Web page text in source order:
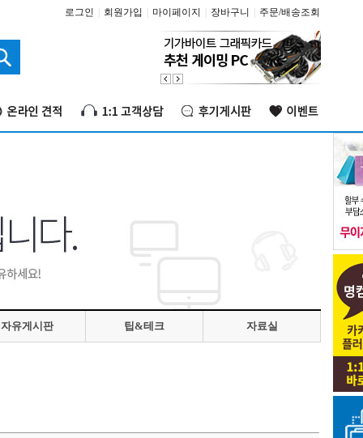
로그인 회원가입 마이페이지 장바구니 주문/배송조회
자유게시판 팁&테크 자료실